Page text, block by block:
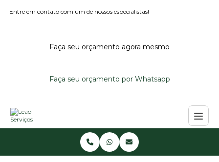
Entre em contato com um de nossos especialistas!
Faça seu orçamento agora mesmo
Faça seu orçamento por Whatsapp